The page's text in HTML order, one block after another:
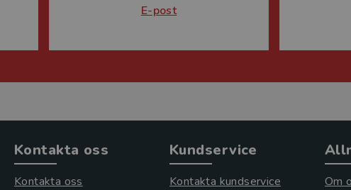
E-post
Kontakta oss
Kontakta oss
Kundservice
Kontakta kundservice Om